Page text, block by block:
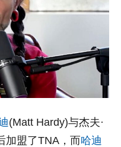
(Matt Hardy)与杰夫·
加盟了TNA，而哈迪